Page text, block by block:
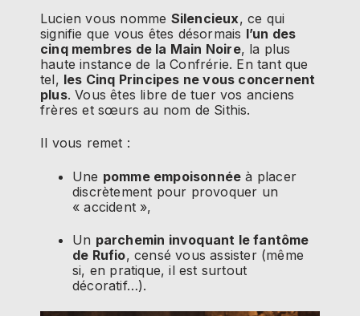
Lucien vous nomme Silencieux, ce qui
signifie que vous êtes désormais l’un des
cinq membres de la Main Noire, la plus
haute instance de la Confrérie. En tant que
tel, les Cinq Principes ne vous concernent
plus. Vous êtes libre de tuer vos anciens
frères et sœurs au nom de Sithis.
Il vous remet :
Une pomme empoisonnée à placer
discrètement pour provoquer un
« accident »,
Un parchemin invoquant le fantôme
de Rufio, censé vous assister (même
si, en pratique, il est surtout
décoratif…).